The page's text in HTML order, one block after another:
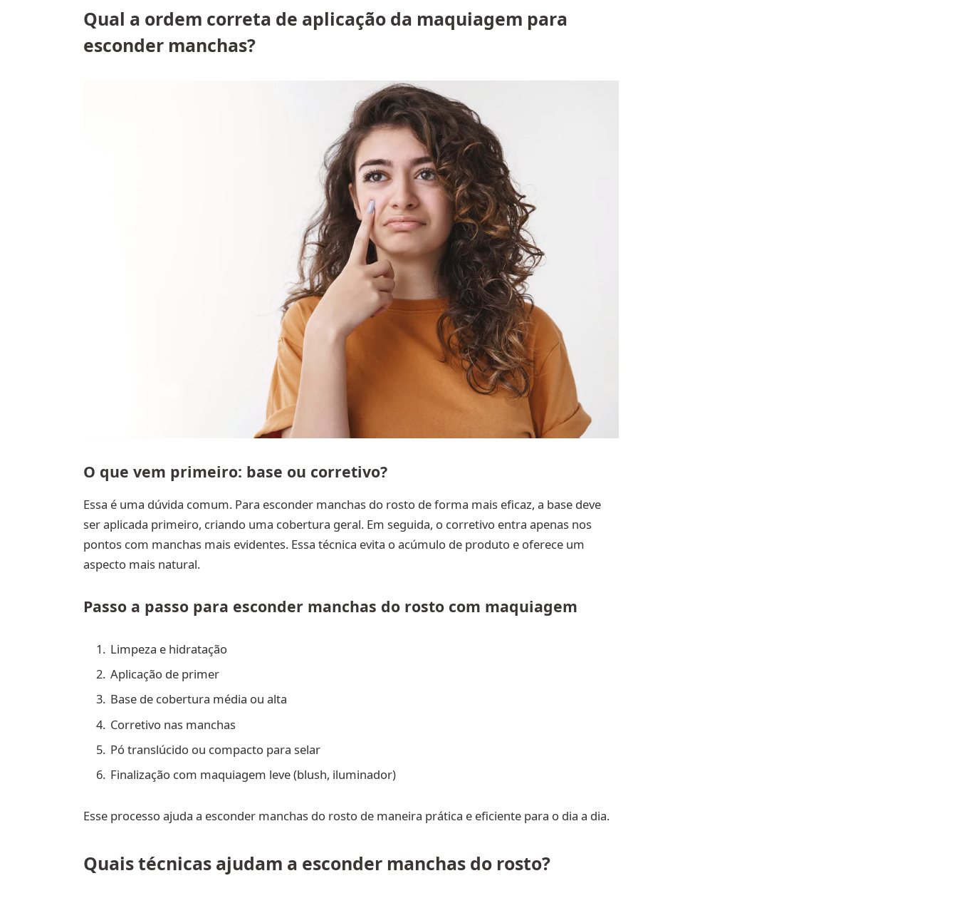
Qual a ordem correta de aplicação da maquiagem para
esconder manchas?
O que vem primeiro: base ou corretivo?
Essa é uma dúvida comum. Para esconder manchas do rosto de forma mais eficaz, a base deve
ser aplicada primeiro, criando uma cobertura geral. Em seguida, o corretivo entra apenas nos
pontos com manchas mais evidentes. Essa técnica evita o acúmulo de produto e oferece um
aspecto mais natural.
Passo a passo para esconder manchas do rosto com maquiagem
Limpeza e hidratação
Aplicação de primer
Base de cobertura média ou alta
Corretivo nas manchas
Pó translúcido ou compacto para selar
Finalização com maquiagem leve (blush, iluminador)
Esse processo ajuda a esconder manchas do rosto de maneira prática e eficiente para o dia a dia.
Quais técnicas ajudam a esconder manchas do rosto?